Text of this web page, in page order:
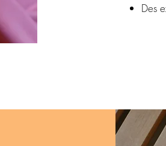
Des